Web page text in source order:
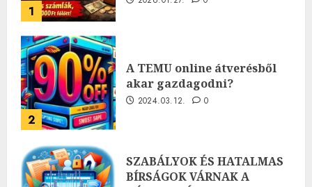
1
2
A TEMU online átverésből
akar gazdagodni?
2024.03.12. 0
SZABÁLYOK ÉS HATALMAS
BÍRSÁGOK VÁRNAK A